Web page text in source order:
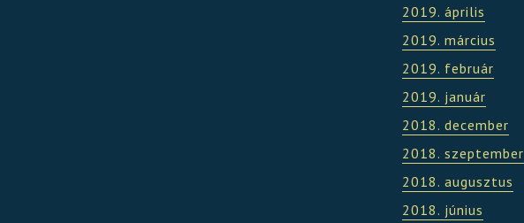
2019. április
2019. március
2019. február
2019. január
2018. december
2018. szeptember
2018. augusztus
2018. június